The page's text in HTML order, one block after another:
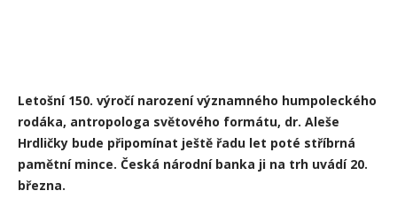
Letošní 150. výročí narození významného humpoleckého
rodáka, antropologa světového formátu, dr. Aleše
Hrdličky bude připomínat ještě řadu let poté stříbrná
pamětní mince. Česká národní banka ji na trh uvádí 20.
března.